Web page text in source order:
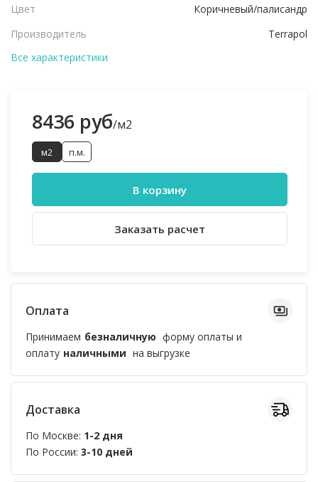
Цвет
Коричневый/палисандр
Производитель
Terrapol
Все характеристики
8436 руб/м2
м2 п.м.
В корзину
Заказать расчет
Оплата
Принимаем безналичную форму оплаты и
оплату наличными на выгрузке
Доставка
По Москве: 1-2 дня
По России: 3-10 дней